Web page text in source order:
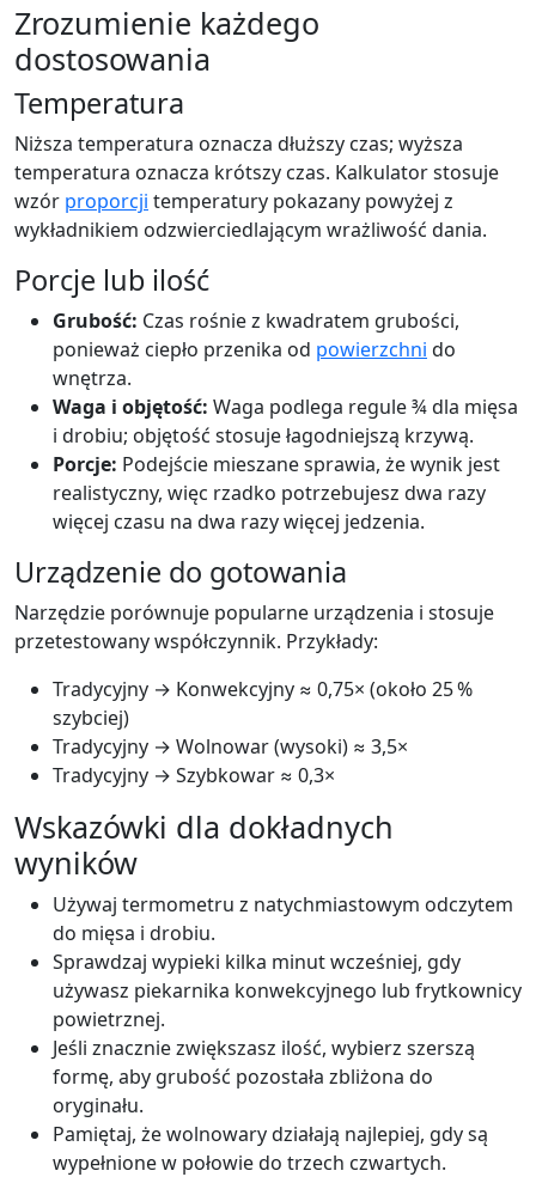
Zrozumienie każdego
dostosowania
Temperatura
Niższa temperatura oznacza dłuższy czas; wyższa
temperatura oznacza krótszy czas. Kalkulator stosuje
wzór proporcji temperatury pokazany powyżej z
wykładnikiem odzwierciedlającym wrażliwość dania.
Porcje lub ilość
Grubość: Czas rośnie z kwadratem grubości,
ponieważ ciepło przenika od powierzchni do
wnętrza.
Waga i objętość: Waga podlega regule ¾ dla mięsa
i drobiu; objętość stosuje łagodniejszą krzywą.
Porcje: Podejście mieszane sprawia, że wynik jest
realistyczny, więc rzadko potrzebujesz dwa razy
więcej czasu na dwa razy więcej jedzenia.
Urządzenie do gotowania
Narzędzie porównuje popularne urządzenia i stosuje
przetestowany współczynnik. Przykłady:
Tradycyjny → Konwekcyjny ≈ 0,75× (około 25 %
szybciej)
Tradycyjny → Wolnowar (wysoki) ≈ 3,5×
Tradycyjny → Szybkowar ≈ 0,3×
Wskazówki dla dokładnych
wyników
Używaj termometru z natychmiastowym odczytem
do mięsa i drobiu.
Sprawdzaj wypieki kilka minut wcześniej, gdy
używasz piekarnika konwekcyjnego lub frytkownicy
powietrznej.
Jeśli znacznie zwiększasz ilość, wybierz szerszą
formę, aby grubość pozostała zbliżona do
oryginału.
Pamiętaj, że wolnowary działają najlepiej, gdy są
wypełnione w połowie do trzech czwartych.